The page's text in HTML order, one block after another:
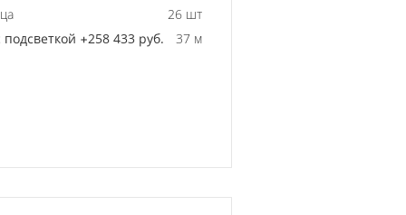
26 шт
+258 433 руб.
37 м